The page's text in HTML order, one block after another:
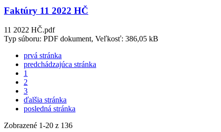
Faktúry 11 2022 HČ
11 2022 HČ.pdf
Typ súboru: PDF dokument, Veľkosť: 386,05 kB
prvá stránka
predchádzajúca stránka
1
2
3
ďalšia stránka
posledná stránka
Zobrazené 1-20 z 136